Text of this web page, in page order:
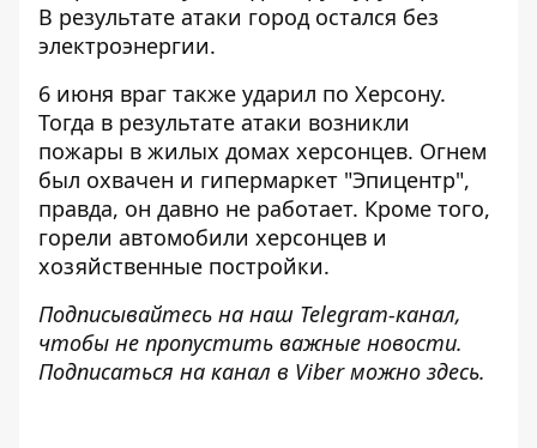
В результате атаки город остался без
электроэнергии.
6 июня враг также ударил по Херсону.
Тогда в результате атаки возникли
пожары в жилых домах херсонцев. Огнем
был охвачен и гипермаркет "Эпицентр",
правда, он давно не работает. Кроме того,
горели автомобили херсонцев и
хозяйственные постройки.
Подписывайтесь на наш Telegram-канал,
чтобы не пропустить важные новости.
Подписаться на канал в Viber можно здесь.